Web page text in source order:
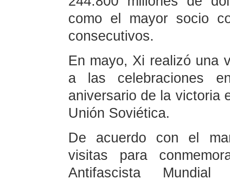
como el mayor socio
consecutivos.
En mayo, Xi realizó una
a las celebraciones
aniversario de la victoria
Unión Soviética.
De acuerdo con el
visitas para
Antifascista Mundial